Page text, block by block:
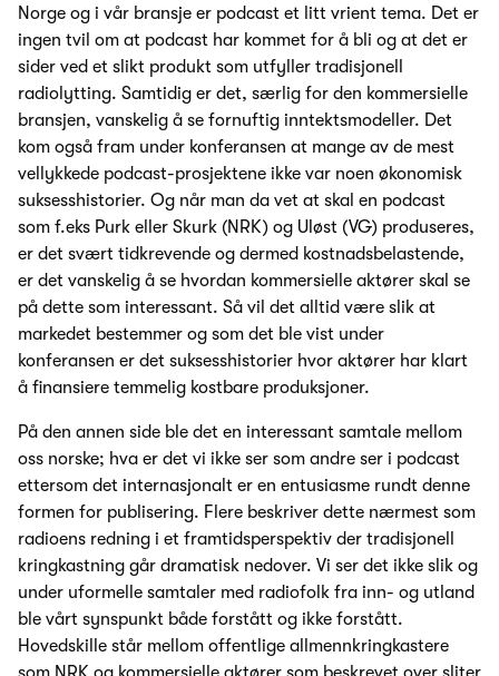
Norge og i vår bransje er podcast et litt vrient tema. Det er
ingen tvil om at podcast har kommet for å bli og at det er
sider ved et slikt produkt som utfyller tradisjonell
radiolytting. Samtidig er det, særlig for den kommersielle
bransjen, vanskelig å se fornuftig inntektsmodeller. Det
kom også fram under konferansen at mange av de mest
vellykkede podcast-prosjektene ikke var noen økonomisk
suksesshistorier. Og når man da vet at skal en podcast
som f.eks Purk eller Skurk (NRK) og Uløst (VG) produseres,
er det svært tidkrevende og dermed kostnadsbelastende,
er det vanskelig å se hvordan kommersielle aktører skal se
på dette som interessant. Så vil det alltid være slik at
markedet bestemmer og som det ble vist under
konferansen er det suksesshistorier hvor aktører har klart
å finansiere temmelig kostbare produksjoner.
På den annen side ble det en interessant samtale mellom
oss norske; hva er det vi ikke ser som andre ser i podcast
ettersom det internasjonalt er en entusiasme rundt denne
formen for publisering. Flere beskriver dette nærmest som
radioens redning i et framtidsperspektiv der tradisjonell
kringkastning går dramatisk nedover. Vi ser det ikke slik og
under uformelle samtaler med radiofolk fra inn- og utland
ble vårt synspunkt både forstått og ikke forstått.
Hovedskille står mellom offentlige allmennkringkastere